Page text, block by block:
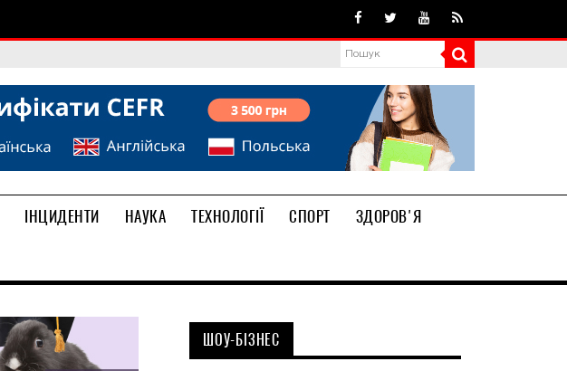
ІНЦИДЕНТИ НАУКА ТЕХНОЛОГІЇ СПОРТ
ЗДОРОВ'Я
ШОУ-БІЗНЕС